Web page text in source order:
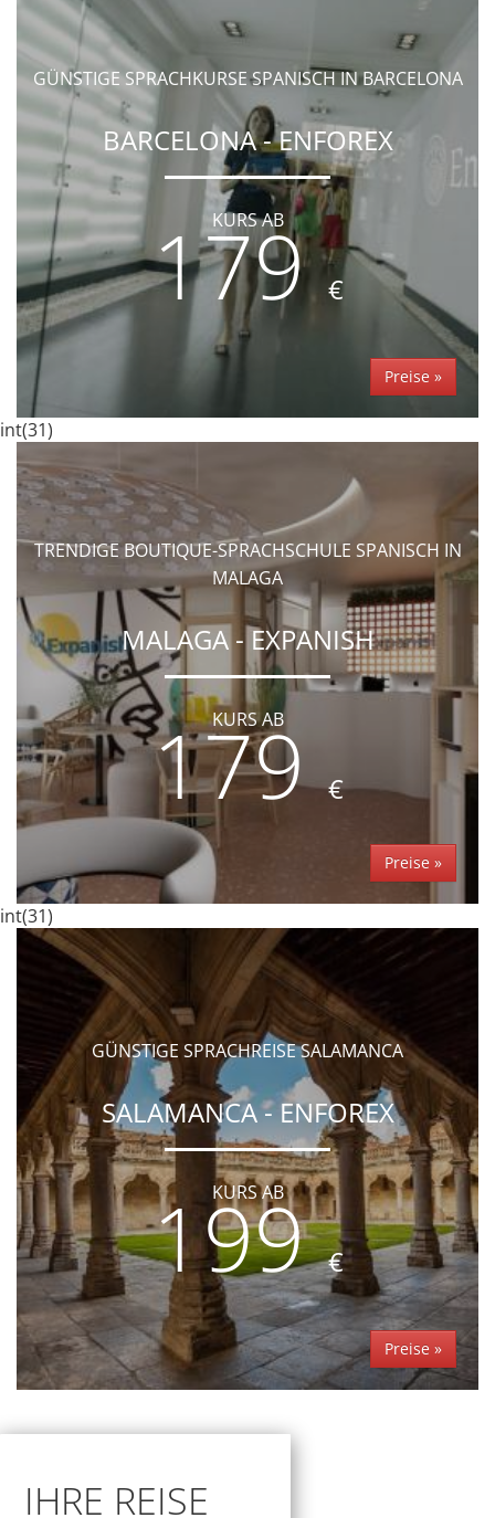
GÜNSTIGE SPRACHKURSE SPANISCH IN BARCELONA
BARCELONA - ENFOREX
KURS AB
179€
Preise »
int(31)
TRENDIGE BOUTIQUE-SPRACHSCHULE SPANISCH IN
MALAGA
MALAGA - EXPANISH
KURS AB
179€
Preise »
int(31)
GÜNSTIGE SPRACHREISE SALAMANCA
SALAMANCA - ENFOREX
KURS AB
199€
Preise »
IHRE REISE